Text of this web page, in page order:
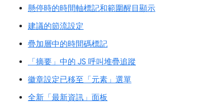
懸停時的時間軸標記和範圍醒目顯示
建議的節流設定
疊加層中的時間碼標記
「摘要」中的 JS 呼叫堆疊追蹤
徽章設定已移至「元素」選單
全新「最新資訊」面板